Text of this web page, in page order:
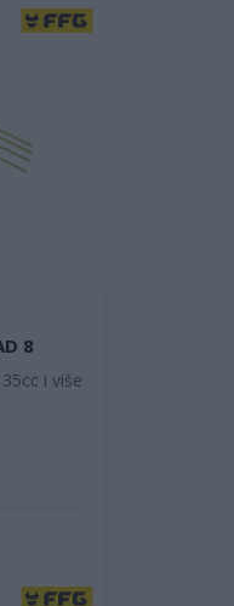
8
i više